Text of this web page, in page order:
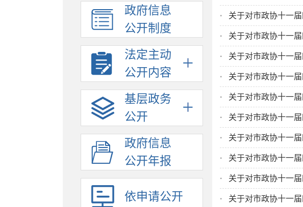
政府信息
公开制度
法定主动
公开内容
基层政务
公开
政府信息
公开年报
依申请公开
· 关于对市政协十一
· 关于对市政协十一
· 关于对市政协十一
· 关于对市政协十一
· 关于对市政协十一
· 关于对市政协十一
· 关于对市政协十一
· 关于对市政协十一
· 关于对市政协十一
· 关于对市政协十一